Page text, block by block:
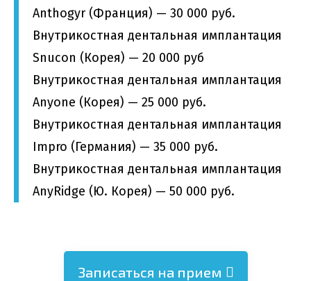
Anthogyr (Франция) — 30 000 руб.
Внутрикостная дентальная имплантация
Snucon (Корея) — 20 000 руб
Внутрикостная дентальная имплантация
Anyone (Корея) — 25 000 руб.
Внутрикостная дентальная имплантация
Impro (Германия) — 35 000 руб.
Внутрикостная дентальная имплантация
AnyRidge (Ю. Корея) — 50 000 руб.
Записаться на прием